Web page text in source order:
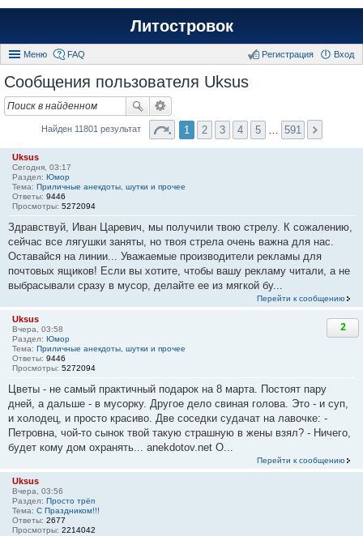
Литостровок
Меню FAQ Вход
Регистрация
Сообщения пользователя Uksus
Найден 11801 результат 1 2 3 4 5 591
Uksus
Сегодня, 03:17
Раздел: Юмор
Тема: Приличные анекдоты, шутки и прочее
Ответы: 9446
Просмотры: 5272094
Здравствуй, Иван Царевич, мы получили твою стрелу. К сожалению,
сейчас все лягушки заняты, но твоя стрела очень важна для нас.
Оставайся на линии... Уважаемые производители рекламы для
почтовых ящиков! Если вы хотите, чтобы вашу рекламу читали, а не
выбрасывали сразу в мусор, делайте ее из мягкой бу...
Перейти к сообщению
Uksus
Вчера, 03:58
Раздел: Юмор
Тема: Приличные анекдоты, шутки и прочее
Ответы: 9446
Просмотры: 5272094
2
Цветы - не самый практичный подарок на 8 марта. Постоят пару
дней, а дальше - в мусорку. Другое дело свиная голова. Это - и суп,
и холодец, и просто красиво. Две соседки судачат на лавочке: -
Петровна, чой-то сынок твой такую страшную в жены взял? - Ничего,
будет кому дом охранять... anekdotov.net О...
Перейти к сообщению
Uksus
Вчера, 03:56
Раздел: Просто трёп
Тема: С Праздником!!!
Ответы: 2677
Просмотры: 2214042